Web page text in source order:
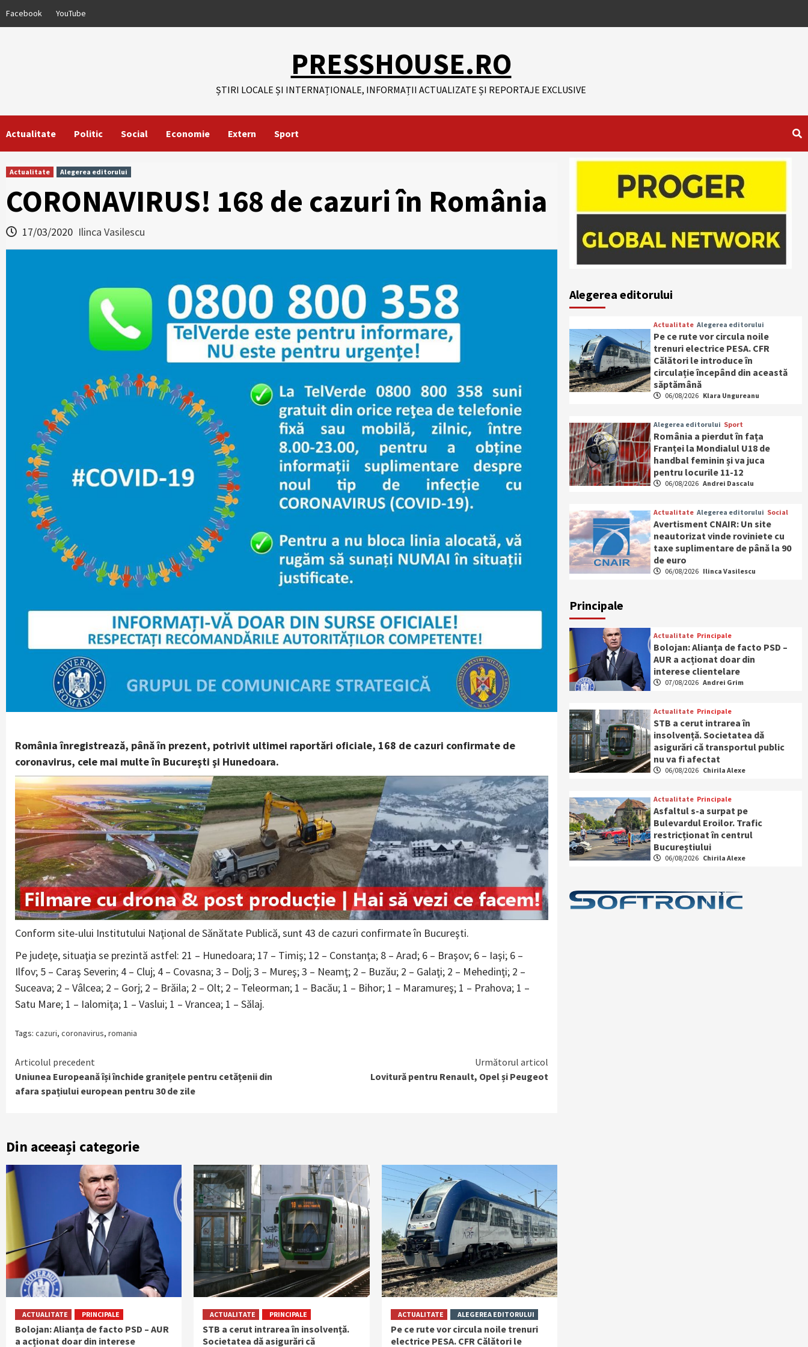
Facebook YouTube
PRESSHOUSE.RO
ȘTIRI LOCALE ȘI INTERNAȚIONALE, INFORMAȚII ACTUALIZATE ȘI REPORTAJE EXCLUSIVE
Actualitate Politic Social Economie Extern Sport
Actualitate Alegerea editorului
CORONAVIRUS! 168 de cazuri în România
17/03/2020 Ilinca Vasilescu
România înregistrează, până în prezent, potrivit ultimei raportări oficiale, 168 de cazuri confirmate de
coronavirus, cele mai multe în Bucureşti şi Hunedoara.
Conform site-ului Institutului Naţional de Sănătate Publică, sunt 43 de cazuri confirmate în Bucureşti.
Pe judeţe, situaţia se prezintă astfel: 21 – Hunedoara; 17 – Timiş; 12 – Constanţa; 8 – Arad; 6 – Braşov; 6 – Iaşi; 6 –
Ilfov; 5 – Caraş Severin; 4 – Cluj; 4 – Covasna; 3 – Dolj; 3 – Mureş; 3 – Neamţ; 2 – Buzău; 2 – Galaţi; 2 – Mehedinţi; 2 –
Suceava; 2 – Vâlcea; 2 – Gorj; 2 – Brăila; 2 – Olt; 2 – Teleorman; 1 – Bacău; 1 – Bihor; 1 – Maramureş; 1 – Prahova; 1 –
Satu Mare; 1 – Ialomiţa; 1 – Vaslui; 1 – Vrancea; 1 – Sălaj.
Tags: cazuri, coronavirus, romania
Continue
Reading
Articolul precedent
Uniunea Europeană își închide granițele pentru cetățenii din
afara spațiului european pentru 30 de zile
Următorul articol
Lovitură pentru Renault, Opel și Peugeot
Din aceeași categorie
ACTUALITATE PRINCIPALE
Bolojan: Alianța de facto PSD – AUR
a acționat doar din interese
ACTUALITATE PRINCIPALE
STB a cerut intrarea în insolvență.
Societatea dă asigurări că
ACTUALITATE ALEGEREA EDITORULUI
Pe ce rute vor circula noile trenuri
electrice PESA. CFR Călători le
Alegerea editorului
Actualitate Alegerea editorului
Pe ce rute vor circula noile
trenuri electrice PESA. CFR
Călători le introduce în
circulație începând din această
săptămână
06/08/2026 Klara Ungureanu
Alegerea editorului Sport
România a pierdut în fața
Franței la Mondialul U18 de
handbal feminin și va juca
pentru locurile 11-12
06/08/2026 Andrei Dascalu
Actualitate Alegerea editorului Social
Avertisment CNAIR: Un site
neautorizat vinde roviniete cu
taxe suplimentare de până la 90
de euro
06/08/2026 Ilinca Vasilescu
Principale
Actualitate Principale
Bolojan: Alianța de facto PSD –
AUR a acționat doar din
interese clientelare
07/08/2026 Andrei Grim
Actualitate Principale
STB a cerut intrarea în
insolvență. Societatea dă
asigurări că transportul public
nu va fi afectat
06/08/2026 Chirila Alexe
Actualitate Principale
Asfaltul s-a surpat pe
Bulevardul Eroilor. Trafic
restricționat în centrul
Bucureștiului
06/08/2026 Chirila Alexe